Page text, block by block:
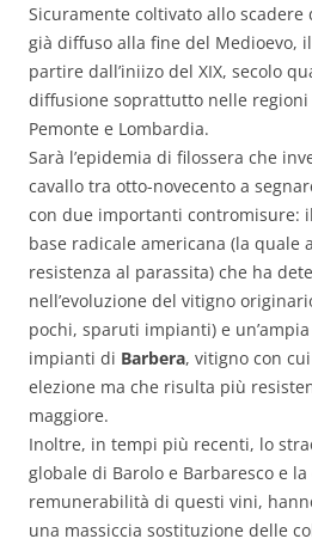
Sicuramente coltivato allo scadere
già diffuso alla fine del Medioevo,
partire dall’iniizo del XIX, secolo
diffusione soprattutto nelle
Pemonte e Lombardia.
Sarà l’epidemia di filossera che
cavallo tra otto-novecento a
con due importanti contromisure:
base radicale americana (la quale
resistenza al parassita) che ha
nell’evoluzione del vitigno
pochi, sparuti impianti) e
impianti di Barbera, vitigno con
elezione ma che risulta più
maggiore.
Inoltre, in tempi più recenti, lo
globale di Barolo e Barbaresco e
remunerabilità di questi vini,
una massiccia sostituzione delle